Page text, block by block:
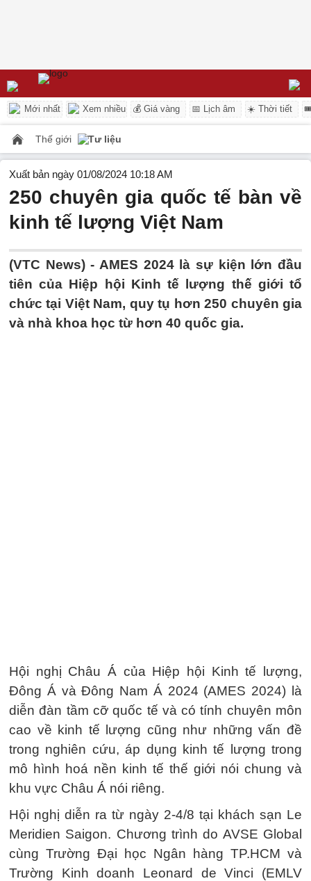
Mới nhất Xem nhiều 💰 Giá vàng 📅 Lịch âm ☀️ Thời tiết
Thế giới Tư liệu
Xuất bản ngày 01/08/2024 10:18 AM
250 chuyên gia quốc tế bàn về
kinh tế lượng Việt Nam
(VTC News) - AMES 2024 là sự kiện lớn đầu
tiên của Hiệp hội Kinh tế lượng thế giới tổ
chức tại Việt Nam, quy tụ hơn 250 chuyên gia
và nhà khoa học từ hơn 40 quốc gia.
Hội nghị Châu Á của Hiệp hội Kinh tế lượng,
Đông Á và Đông Nam Á 2024 (AMES 2024) là
diễn đàn tầm cỡ quốc tế và có tính chuyên môn
cao về kinh tế lượng cũng như những vấn đề
trong nghiên cứu, áp dụng kinh tế lượng trong
mô hình hoá nền kinh tế thế giới nói chung và
khu vực Châu Á nói riêng.
Hội nghị diễn ra từ ngày 2-4/8 tại khách sạn Le
Meridien Saigon. Chương trình do AVSE Global
cùng Trường Đại học Ngân hàng TP.HCM và
Trường Kinh doanh Leonard de Vinci (EMLV